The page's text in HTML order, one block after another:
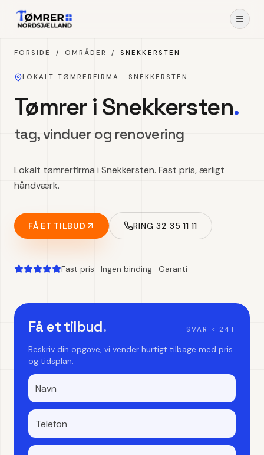
FORSIDE / OMRÅDER / SNEKKERSTEN
LOKALT TØMRERFIRMA · SNEKKERSTEN
Tømrer i Snekkersten.
tag, vinduer og renovering
Lokalt tømrerfirma i Snekkersten. Fast pris, ærligt
håndværk.
FÅ ET TILBUD RING 32 35 11 11
Fast pris · Ingen binding · Garanti
Få et tilbud. SVAR < 24T
Beskriv din opgave, vi vender hurtigt tilbage med pris
og tidsplan.